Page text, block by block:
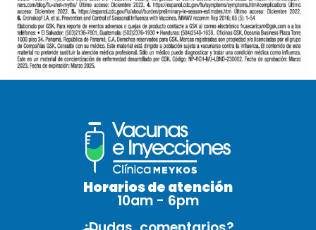
Horarios de atención
10am - 6pm